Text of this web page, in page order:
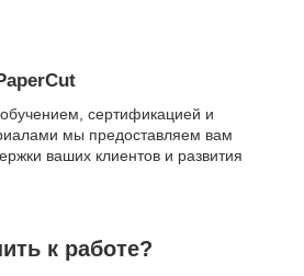
сертификацией и
мы предоставляем вам
ваших клиентов и развития
к работе?